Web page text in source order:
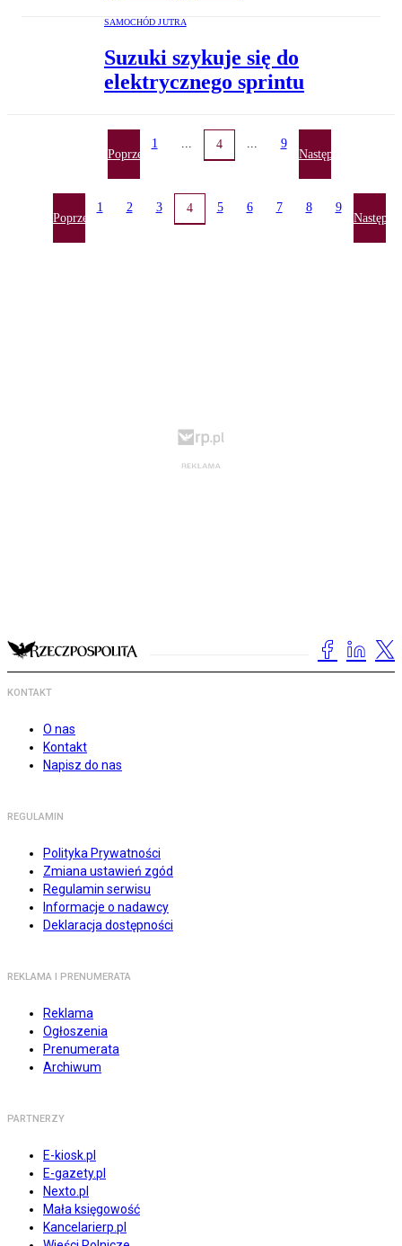
SAMOCHÓD JUTRA
Suzuki szykuje się do
elektrycznego sprintu
Poprzednia
1 ... 4 ... 9
Następna
Poprzednia
1 2 3 4 5 6 7 8 9
Następna
KONTAKT
O nas
Kontakt
Napisz do nas
REGULAMIN
Polityka Prywatności
Zmiana ustawień zgód
Regulamin serwisu
Informacje o nadawcy
Deklaracja dostępności
REKLAMA I PRENUMERATA
Reklama
Ogłoszenia
Prenumerata
Archiwum
PARTNERZY
E-kiosk.pl
E-gazety.pl
Nexto.pl
Mała księgowość
Kancelarierp.pl